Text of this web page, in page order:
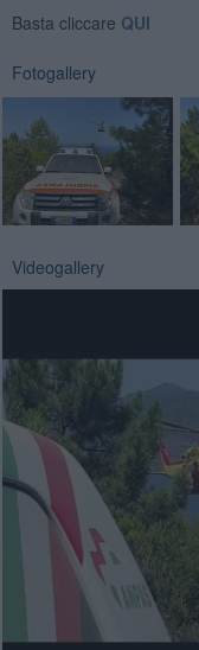
Basta cliccare QUI
Fotogallery
Videogallery